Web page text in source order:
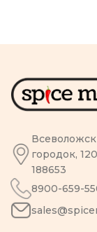
городок,
188653
8900-659-